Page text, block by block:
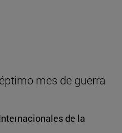
mes de guerra
de la